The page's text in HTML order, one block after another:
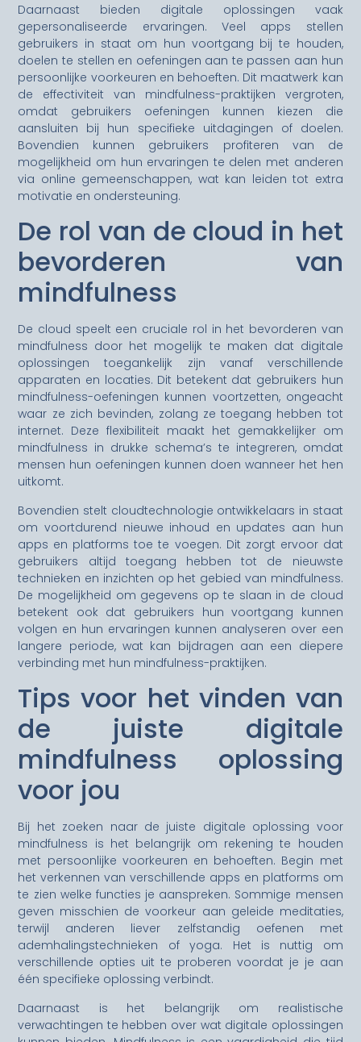
Daarnaast bieden digitale oplossingen vaak
gepersonaliseerde ervaringen. Veel apps stellen
gebruikers in staat om hun voortgang bij te houden,
doelen te stellen en oefeningen aan te passen aan hun
persoonlijke voorkeuren en behoeften. Dit maatwerk kan
de effectiviteit van mindfulness-praktijken vergroten,
omdat gebruikers oefeningen kunnen kiezen die
aansluiten bij hun specifieke uitdagingen of doelen.
Bovendien kunnen gebruikers profiteren van de
mogelijkheid om hun ervaringen te delen met anderen
via online gemeenschappen, wat kan leiden tot extra
motivatie en ondersteuning.
De rol van de cloud in het
bevorderen van
mindfulness
De cloud speelt een cruciale rol in het bevorderen van
mindfulness door het mogelijk te maken dat digitale
oplossingen toegankelijk zijn vanaf verschillende
apparaten en locaties. Dit betekent dat gebruikers hun
mindfulness-oefeningen kunnen voortzetten, ongeacht
waar ze zich bevinden, zolang ze toegang hebben tot
internet. Deze flexibiliteit maakt het gemakkelijker om
mindfulness in drukke schema’s te integreren, omdat
mensen hun oefeningen kunnen doen wanneer het hen
uitkomt.
Bovendien stelt cloudtechnologie ontwikkelaars in staat
om voortdurend nieuwe inhoud en updates aan hun
apps en platforms toe te voegen. Dit zorgt ervoor dat
gebruikers altijd toegang hebben tot de nieuwste
technieken en inzichten op het gebied van mindfulness.
De mogelijkheid om gegevens op te slaan in de cloud
betekent ook dat gebruikers hun voortgang kunnen
volgen en hun ervaringen kunnen analyseren over een
langere periode, wat kan bijdragen aan een diepere
verbinding met hun mindfulness-praktijken.
Tips voor het vinden van
de juiste digitale
mindfulness oplossing
voor jou
Bij het zoeken naar de juiste digitale oplossing voor
mindfulness is het belangrijk om rekening te houden
met persoonlijke voorkeuren en behoeften. Begin met
het verkennen van verschillende apps en platforms om
te zien welke functies je aanspreken. Sommige mensen
geven misschien de voorkeur aan geleide meditaties,
terwijl anderen liever zelfstandig oefenen met
ademhalingstechnieken of yoga. Het is nuttig om
verschillende opties uit te proberen voordat je je aan
één specifieke oplossing verbindt.
Daarnaast is het belangrijk om realistische
verwachtingen te hebben over wat digitale oplossingen